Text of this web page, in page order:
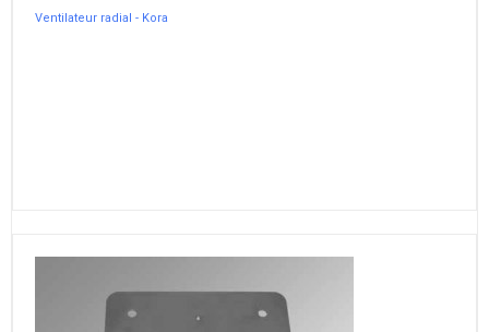
Ventilateur radial - Kora